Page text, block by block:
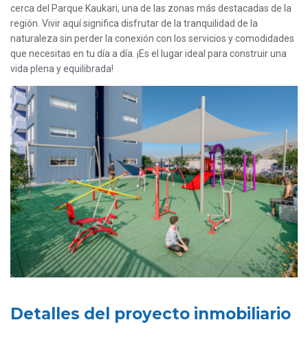
cerca del Parque Kaukari, una de las zonas más destacadas de la
región. Vivir aquí significa disfrutar de la tranquilidad de la
naturaleza sin perder la conexión con los servicios y comodidades
que necesitas en tu día a día. ¡Es el lugar ideal para construir una
vida plena y equilibrada!
Detalles del proyecto inmobiliario